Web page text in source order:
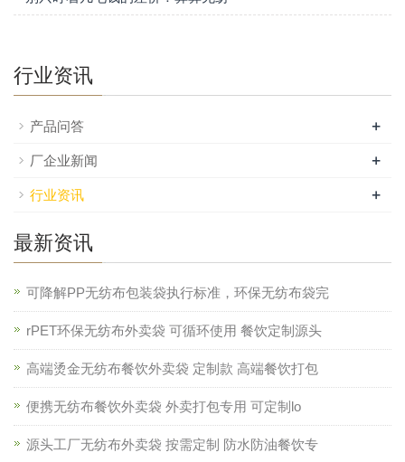
行业资讯
产品问答 +
厂企业新闻 +
行业资讯 +
最新资讯
可降解PP无纺布包装袋执行标准，环保无纺布袋完
rPET环保无纺布外卖袋 可循环使用 餐饮定制源头
高端烫金无纺布餐饮外卖袋 定制款 高端餐饮打包
便携无纺布餐饮外卖袋 外卖打包专用 可定制lo
源头工厂无纺布外卖袋 按需定制 防水防油餐饮专